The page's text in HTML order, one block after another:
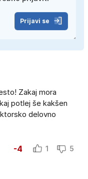
Prijavi se
Zakaj mora
potlej še kakšen
delovno
-4 1 5